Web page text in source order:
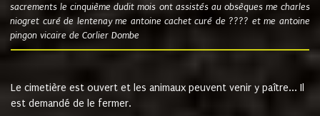
sacrements le cinquième dudit mois ont assistés au obsèques me charles
niogret curé de lentenay me antoine cachet curé de ???? et me antoine
pingon vicaire de Corlier Dombe
Le cimetière est ouvert et les animaux peuvent venir y paître... Il
est demandé de le fermer.